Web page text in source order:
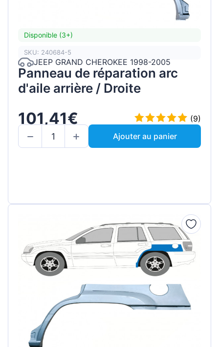
Disponible (3+)
SKU: 240684-5
JEEP GRAND CHEROKEE 1998-2005
Panneau de réparation arc
d'aile arrière / Droite
101,41€
(9)
Ajouter au panier